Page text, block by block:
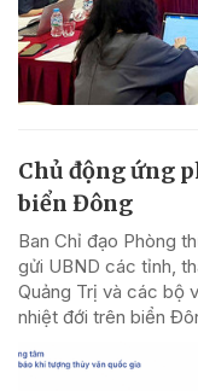
Chủ động ứng
biển Đông
Ban Chỉ đạo Phòng
gửi UBND các tỉnh,
Quảng Trị và các bộ
nhiệt đới trên biển